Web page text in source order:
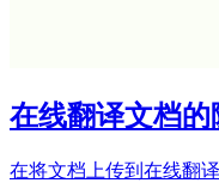
在线翻译文档
在将文档上传到在线翻